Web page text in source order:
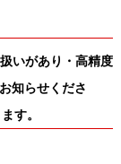
いがあり・高精度
知らせくださ
す。